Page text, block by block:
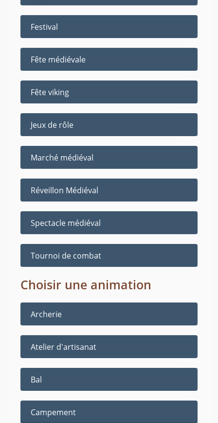
Festival
Fête médiévale
Fête viking
Jeux de rôle
Marché médiéval
Réveillon Médiéval
Spectacle médiéval
Tournoi de combat
Choisir une animation
Archerie
Atelier d'artisanat
Bal
Campement